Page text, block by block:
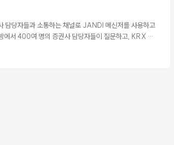
당자들과 소통하는 채널로 JANDI 메신저를 사용하고
에서 400여 명의 증권사 담당자들이 질문하고, KRX 측
없다는 것이었다. JANDI에는 메시지 읽기 API가 없